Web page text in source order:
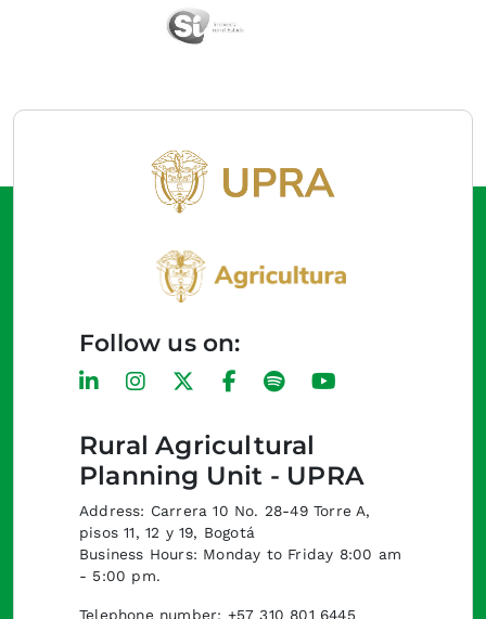
Rural Agricultural
Planning Unit - UPRA
Address: Carrera 10 No. 28-49 Torre A,
pisos 11, 12 y 19, Bogotá
Business Hours: Monday to Friday 8:00 am
- 5:00 pm.
Telephone number: +57 310 801 6445
Follow us on: